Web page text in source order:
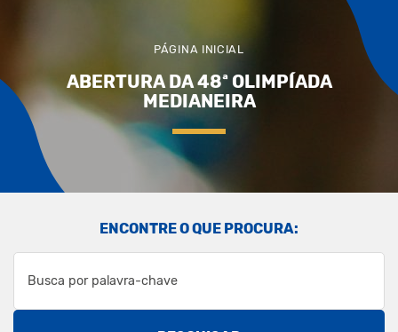
PÁGINA INICIAL
ABERTURA DA 48ª OLIMPÍADA
MEDIANEIRA
ENCONTRE O QUE PROCURA: